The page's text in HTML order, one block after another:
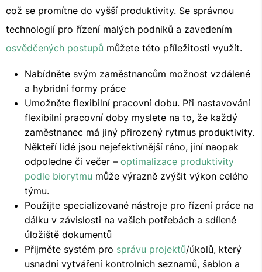
což se promítne do vyšší produktivity. Se správnou
technologií pro řízení malých podniků a zavedením
osvědčených postupů můžete této příležitosti využít.
Nabídněte svým zaměstnancům možnost vzdálené
a hybridní formy práce
Umožněte flexibilní pracovní dobu. Při nastavování
flexibilní pracovní doby myslete na to, že každý
zaměstnanec má jiný přirozený rytmus produktivity.
Někteří lidé jsou nejefektivnější ráno, jiní naopak
odpoledne či večer – optimalizace produktivity
podle biorytmu může výrazně zvýšit výkon celého
týmu.
Použijte specializované nástroje pro řízení práce na
dálku v závislosti na vašich potřebách a sdílené
úložiště dokumentů
Přijměte systém pro správu projektů/úkolů, který
usnadní vytváření kontrolních seznamů, šablon a